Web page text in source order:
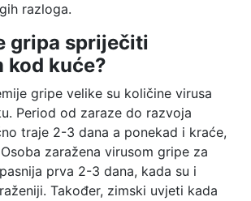
razloga.
gripa spriječiti
kod kuće?
gripe velike su količine virusa
Period od zaraze do razvoja
traje 2-3 dana a ponekad i kraće,
zaražena virusom gripe za
prva 2-3 dana, kada su i
Također, zimski uvjeti kada